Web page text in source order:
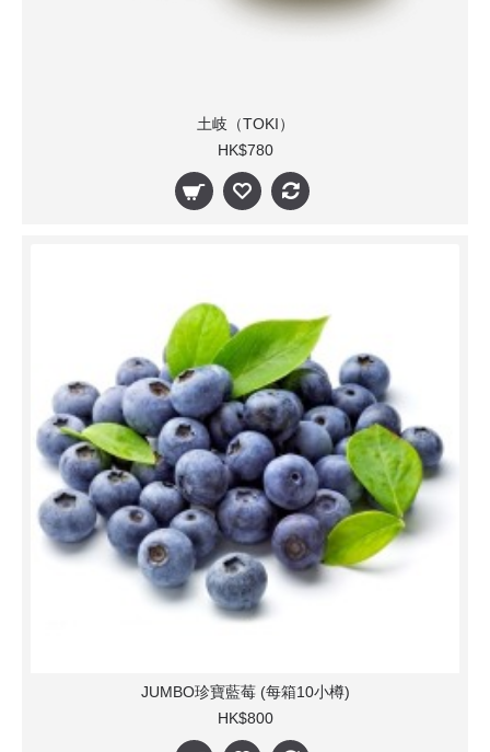
土岐（TOKI）
HK$780
JUMBO珍寶藍莓 (每箱10小樽)
HK$800